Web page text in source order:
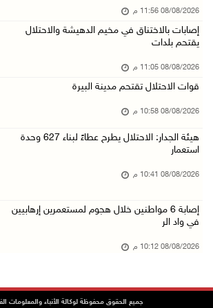
مستعمرون يقتحمون بلدة بيت عور التحتا وقرية
08/آب/2026 06:39 م
الجامعة العربية الأمريكية تختتم فعاليات تخريج ...
08/آب/2026 05:52 م
08/08/2026 11:56 م
إصابات بالاختناق في مخيم الدهيشة والاحتلال
يقتحم بلدات
08/08/2026 11:05 م
قوات الاحتلال تقتحم مدينة البيرة
08/08/2026 10:58 م
هيئة الجدار: الاحتلال يطرح عطاءً لبناء 627 وحدة
استعمار
08/08/2026 10:41 م
إصابة 6 مواطنين خلال هجوم لمستعمرين إرهابيين
في واد الر
08/08/2026 10:12 م
جميع الحقوق محفوظة لوكالة الأنباء والمعلومات